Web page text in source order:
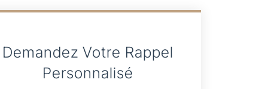
Demandez Votre Rappel
Personnalisé